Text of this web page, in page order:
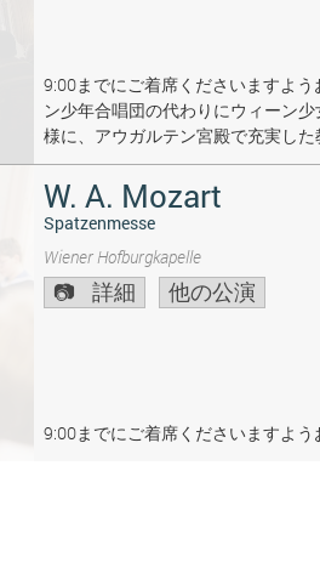
9:00までにご着席くださいますよ
ン少年合唱団の代わりにウィーン
様に、アウガルテン宮殿で充実した
W. A. Mozart
Spatzenmesse
Wiener Hofburgkapelle
詳細 他の公演
9:00までにご着席くださいますよ